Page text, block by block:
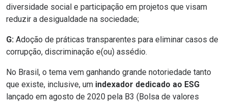
diversidade social e participação em projetos que visam
reduzir a desigualdade na sociedade;
G: Adoção de práticas transparentes para eliminar casos de
corrupção, discriminação e(ou) assédio.
No Brasil, o tema vem ganhando grande notoriedade tanto
que existe, inclusive, um indexador dedicado ao ESG
lançado em agosto de 2020 pela B3 (Bolsa de valores